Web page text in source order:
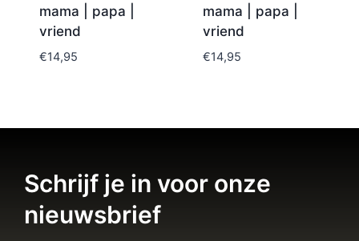
mama | papa |
vriend
€14,95
mama | papa |
vriend
€14,95
Schrijf je in voor onze
nieuwsbrief